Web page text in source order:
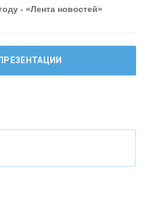
деньгами при цифровом
- «Лента новостей»